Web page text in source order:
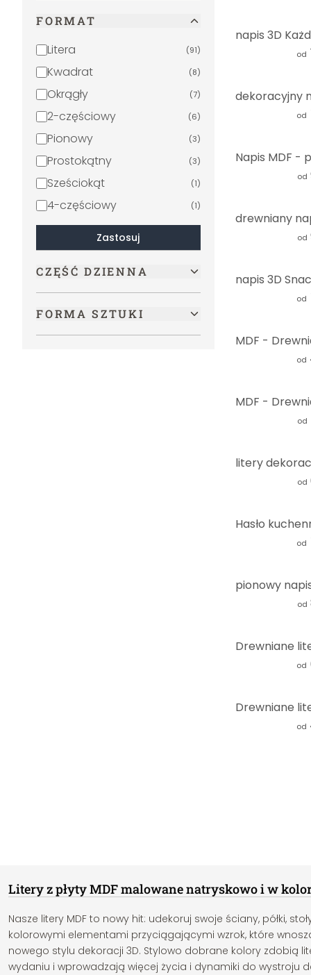
FORMAT
Litera (91)
Kwadrat (8)
Okrągły (7)
2-częściowy (6)
Pionowy (3)
Prostokątny (3)
Sześciokąt (1)
4-częściowy (1)
Zastosuj
CZĘŚĆ DZIENNA
FORMA SZTUKI
od
od
od
od
od
od
od
od
od
od
od
od
Litery z płyty MDF malowane natryskowo i w
Nasze litery MDF to nowy hit: udekoruj swoje ściany, półki,
kolorowymi elementami przyciągającymi wzrok, które
nowego stylu dekoracji 3D. Stylowo dobrane kolory zdobią
wydaniu i wprowadzają więcej życia i dynamiki do wystroju